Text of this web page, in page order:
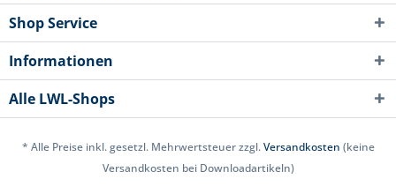
Shop Service
Informationen
Alle LWL-Shops
* Alle Preise inkl. gesetzl. Mehrwertsteuer zzgl.Versandkosten (keine
Versandkosten bei Downloadartikeln)